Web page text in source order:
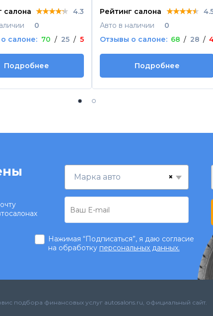
салона ★★★★★
★★★★★
★★★★★ 4.3
0
салоне: 70 / 25 / 5
Подробнее
Рейтинг салона ★★★★★
★★★★★
★★★★★
Авто в наличии
0
Отзывы о салоне: 68 / 28 /
Подробнее
×
Марка авто
Нажимая “Подписаться”, я даю согласие
на обработку персональных данных.
подбора финансовых услуг autosalons.ru, официальный сайт.